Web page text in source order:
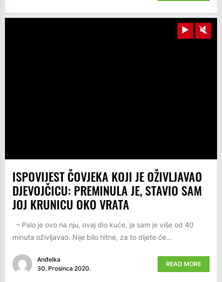
Play
ISPOVIJEST ČOVJEKA KOJI JE OŽIVLJAVAO
DJEVOJČICU: PREMINULA JE, STAVIO SAM
JOJ KRUNICU OKO VRATA
– Palo je ovo na nju, ovaj dio kuće, ja sam je više od 40
minuta oživljavao. Nije bilo hitne, za to dijete će...
Anđelka
30. Prosinca 2020.
READ MORE